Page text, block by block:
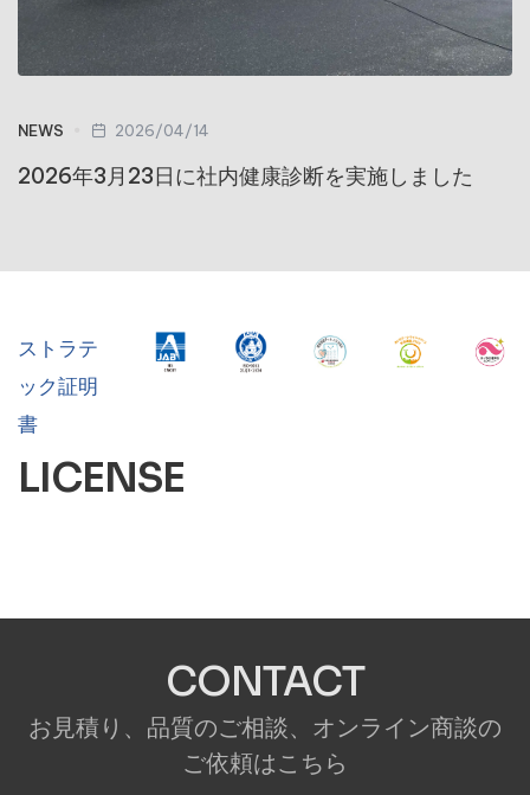
NEWS 2026/04/14
2026年3月23日に社内健康診断を実施しました
ストラテ
ック証明
書
LICENSE
CONTACT
お見積り、品質のご相談、オンライン商談の
ご依頼はこちら